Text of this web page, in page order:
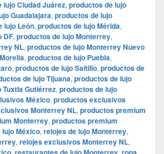
lujo Ciudad Juárez, productos de lujo
Guadalajara, productos de lujo
lujo León, productos de lujo Mérida,
DF, productos de lujo Monterrey,
NL, productos de lujo Monterrey Nuevo
, productos de lujo Puebla,
, productos de lujo Saltillo, productos de
de lujo Tijuana, productos de lujo
Gutiérrez, productos de lujo
México, productos exclusivos
Monterrey NL, productos premium
Monterrey, productos premium
México, relojes de lujo Monterrey,
, relojes exclusivos Monterrey NL,
, ,